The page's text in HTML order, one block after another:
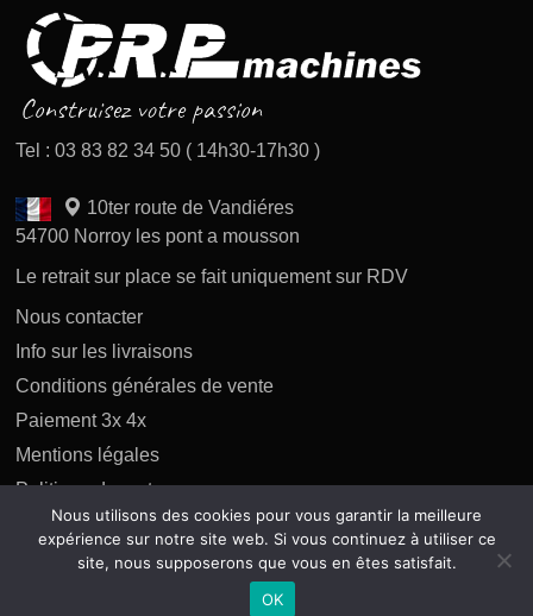
Tel : 03 83 82 34 50 ( 14h30-17h30 )
10ter route de Vandiéres
54700 Norroy les pont a mousson
Le retrait sur place se fait uniquement sur RDV
Nous contacter
Info sur les livraisons
Conditions générales de vente
Paiement 3x 4x
Mentions légales
Politique des retours
Politique de confidentialité
Copyright 2026 tous droits réservés AP Difusion
Nous utilisons des cookies pour vous garantir la meilleure
expérience sur notre site web. Si vous continuez à utiliser ce
site, nous supposerons que vous en êtes satisfait.
OK